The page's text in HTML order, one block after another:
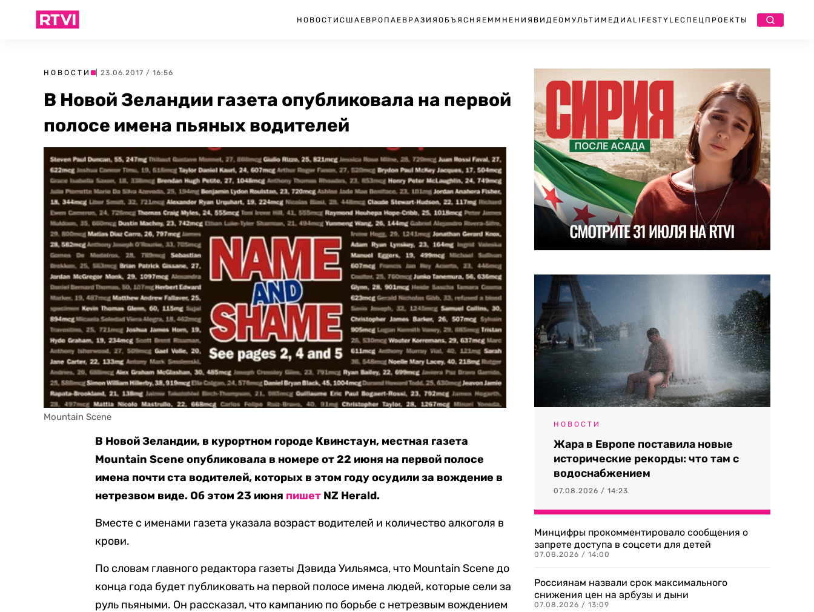
НОВОСТИ США ЕВРОПА ЕВРАЗИЯ ОБЪЯСНЯЕМ МНЕНИЯ ВИДЕО МУЛЬТИМЕДИА LIFESTYLEСПЕЦПРОЕКТЫ
НОВОСТИ | 23.06.2017 / 16:56
В Новой Зеландии газета опубликовала на первой
полосе имена пьяных водителей
Mountain Scene
В Новой Зеландии, в курортном городе Квинстаун, местная газета
Mountain Scene опубликовала в номере от 22 июня на первой полосе
имена почти ста водителей, которых в этом году осудили за вождение в
нетрезвом виде. Об этом 23 июня пишет NZ Herald.
Вместе с именами газета указала возраст водителей и количество алкоголя в
крови.
По словам главного редактора газеты Дэвида Уильямса, что Mountain Scene до
конца года будет публиковать на первой полосе имена людей, которые сели за
руль пьяными. Он рассказал, что кампанию по борьбе с нетрезвым вождением
НОВОСТИ
Жара в Европе поставила новые
исторические рекорды: что там с
водоснабжением
07.08.2026 / 14:23
Минцифры прокомментировало сообщения о
запрете доступа в соцсети для детей
07.08.2026 / 14:00
Россиянам назвали срок максимального
снижения цен на арбузы и дыни
07.08.2026 / 13:09